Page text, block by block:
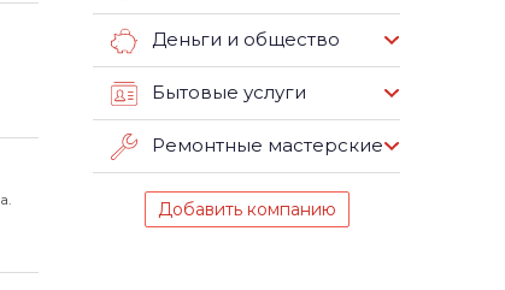
Деньги и общество
Бытовые услуги
Ремонтные мастерские
Добавить компанию